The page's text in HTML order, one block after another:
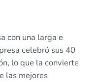
con una larga e
celebró sus 40
lo que la convierte
las mejores